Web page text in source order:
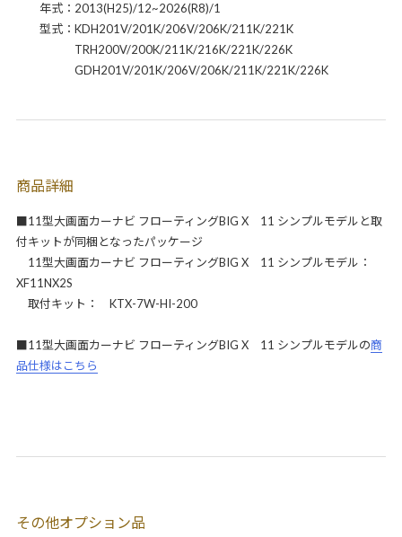
年式：2013(H25)/12~2026(R8)/1
型式：KDH201V/201K/206V/206K/211K/221K
TRH200V/200K/211K/216K/221K/226K
GDH201V/201K/206V/206K/211K/221K/226K
商品詳細
■11型大画面カーナビ フローティングBIG X 11 シンプルモデルと取
付キットが同梱となったパッケージ
11型大画面カーナビ フローティングBIG X 11 シンプルモデル：
XF11NX2S
取付キット： KTX-7W-HI-200
■11型大画面カーナビ フローティングBIG X 11 シンプルモデルの商
品仕様はこちら
その他オプション品